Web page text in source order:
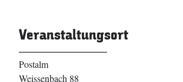
Veranstaltungsort
Postalm
Weissenbach 88